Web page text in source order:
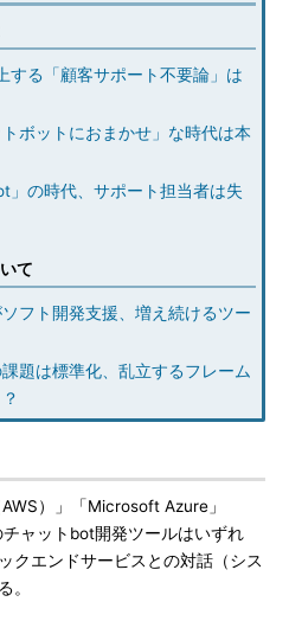
する「顧客サポート不要論」は
トボットにおまかせ」な時代は本
」の時代、サポート担当者は失
て
ソフト開発支援、増え続けるツー
課題は標準化、乱立するフレーム
）」「Microsoft Azure」
ャットbot開発ツールはいずれ
クエンドサービスとの対話（シス
。